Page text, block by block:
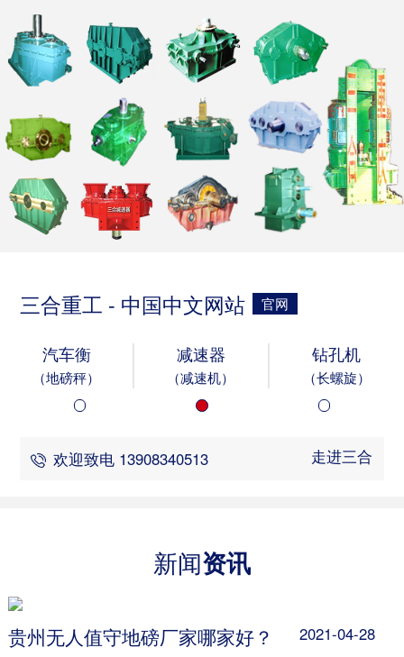
三合重工 - 中国中文网站 官网
汽车衡
（地磅秤）
减速器
（减速机）
钻孔机
（长螺旋）
欢迎致电 13908340513 走进三合
新闻资讯
贵州无人值守地磅厂家哪家好？
2021-04-28